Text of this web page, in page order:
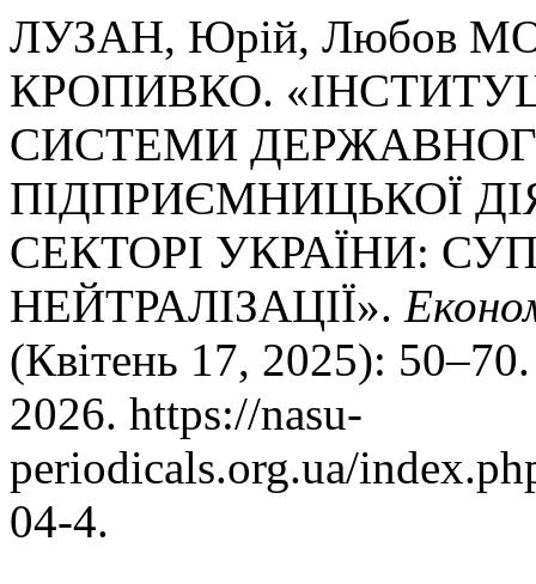
ЛУЗАН, Юрій, Любов
КРОПИВКО.
СИСТЕМИ
ПІДПРИЄМНИЦЬКОЇ
СЕКТОРІ УКРАЇНИ:
НЕЙТРАЛІЗАЦІЇ».
(Квітень 17, 2025):
2026. https://nasu-
periodicals.org.ua/
04-4.